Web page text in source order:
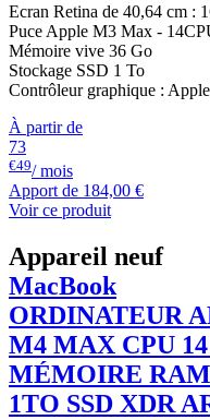
Ecran Retina de 40,64 cm :
Puce Apple M3 Max -
Mémoire vive 36 Go
Stockage SSD 1 To
Contrôleur graphique :
À partir de
73
€49/ mois
Apport de 184,00 €
Voir ce produit
Appareil neuf
MacBook
ORDINATEUR
M4 MAX CPU
MÉMOIRE
1TO SSD XDR